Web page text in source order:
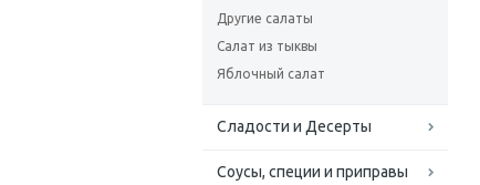
Другие салаты
Салат из тыквы
Яблочный салат
Сладости и Десерты
Соусы, специи и приправы